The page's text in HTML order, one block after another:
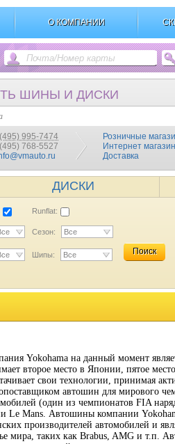
О КОМПАНИИ
ШИНЫ И ДИСКИ
995-7474
768-5527
Розничные
Интернет магазин
Доставка
ДИСКИ
Runflat:
Сезон: Все
Шипы: Все Поиск
Yokohama на данный момент
второе место в Японии, пятое
свои технологии, принимая
автошин для мирового
(один из чемпионатов FIA
Le Mans. Автошины компании
производителей автомобилей и
мира, таких как Brabus, AMG и т.п.